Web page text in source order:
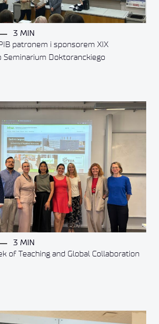
3 MIN
patronem i sponsorem XIX
Seminarium Doktoranckiego
3 MIN
of Teaching and Global Collaboration